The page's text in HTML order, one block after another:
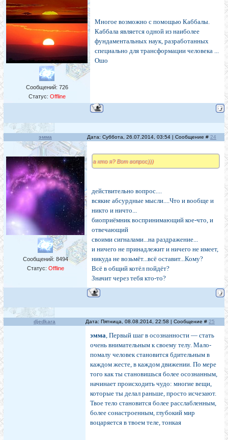
Сообщений: 726
Статус: Offline
Многое возможно с помощью Каббалы.
Каббала является одной из наиболее
фундаментальных наук, разработанных
специально для трансформации человека ...
Ошо
эмма Дата: Суббота, 26.07.2014, 03:54 | Сообщение # 24
Сообщений: 8494
Статус: Offline
а кто я? Вот вопрос)))
действительно вопрос....
всякие абсурдные мысли....Что и вообще и
никто и ничто...
биоприёмник воспринимающий кое-что, и
отвечающий
своими сигналами...на раздражение...
и ничего не принадлежит и ничего не имеет,
никуда не возьмёт...всё оставит...Кому?
Всё в общий котёл пойдёт?
Значит через тебя кто-то?
djedkara Дата: Пятница, 08.08.2014, 22:58 | Сообщение # 25
эмма, Первый шаг в осознанно­сти — стать
очень вниматель­ным к своему телу. Мало-
по­малу человек становится бдительным в
каждом жесте, в каждом движении. По мере
того как ты становишься более осознанным,
начинает происходить чудо: многие вещи,
которые ты делал раньше, просто исчезают.
Твое тело становится более расслабленным,
более сонастроенным, глубокий мир
воцаряется в твоем теле, тонкая